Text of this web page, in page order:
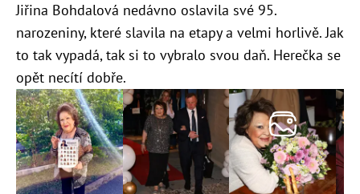
Jiřina Bohdalová nedávno oslavila své 95.
narozeniny, které slavila na etapy a velmi horlivě. Jak
to tak vypadá, tak si to vybralo svou daň. Herečka se
opět necítí dobře.